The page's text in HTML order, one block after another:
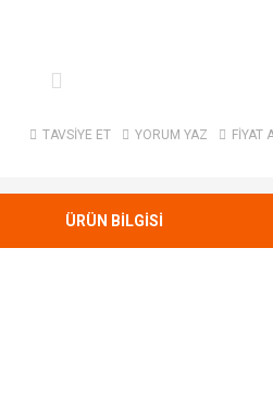
TAVSİYE ET YORUM YAZ FİYAT
ÜRÜN BİLGİSİ